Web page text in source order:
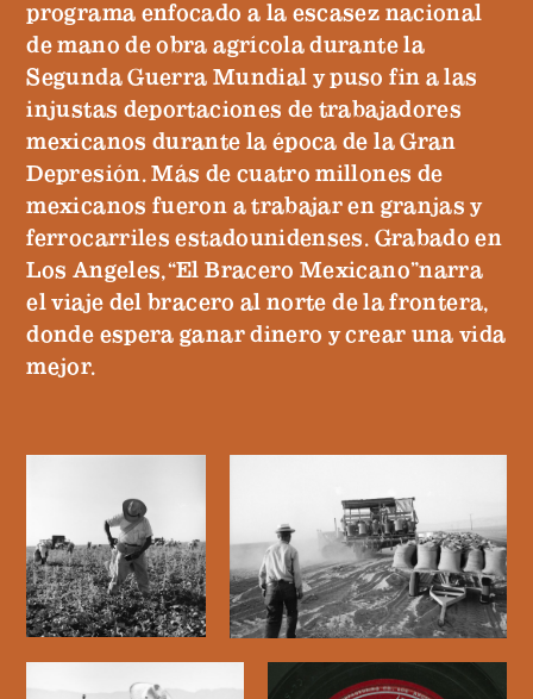
programa enfocado a la escasez nacional
de mano de obra agrícola durante la
Segunda Guerra Mundial y puso fin a las
injustas deportaciones de trabajadores
mexicanos durante la época de la Gran
Depresión. Más de cuatro millones de
mexicanos fueron a trabajar en granjas y
ferrocarriles estadounidenses. Grabado en
Los Angeles,“El Bracero Mexicano”narra
el viaje del bracero al norte de la frontera,
donde espera ganar dinero y crear una vida
mejor.